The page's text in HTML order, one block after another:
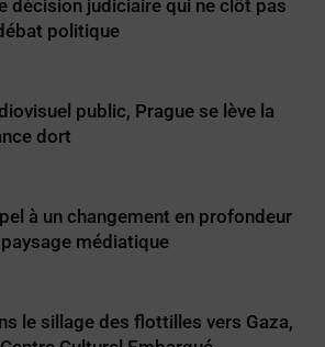
décision judiciaire qui ne clôt pas
politique
public, Prague se lève la
dort
à un changement en profondeur
médiatique
le sillage des flottilles vers Gaza,